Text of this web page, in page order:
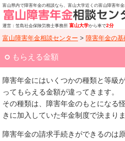
富山県内で障害年金の相談なら、富山大学近くの富山障害年
運営：笠島社会保険労務士事務所 富山大学から車で2分
富山障害年金相談センター > 障害年金の
もらえる金額
障害年金にはいくつかの種類と等級
ってもらえる金額が違ってきます。
その種類は、障害年金のもとになる
きに加入していた年金制度で決まりま
障害年金の請求手続きができるのは